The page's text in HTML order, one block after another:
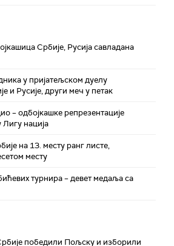
Србије, Русија савладана
у пријатељском дуелу
и Русије, други меч у петак
– одбојкашке репрезентације
Лигу нација
на 13. месту ранг листе,
месту
турнира – девет медаља са
победили Пољску и изборили